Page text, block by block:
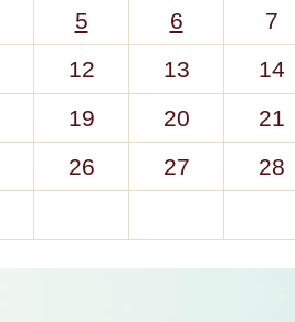
5 6
7
12 13
14
19 20
21
26 27
28